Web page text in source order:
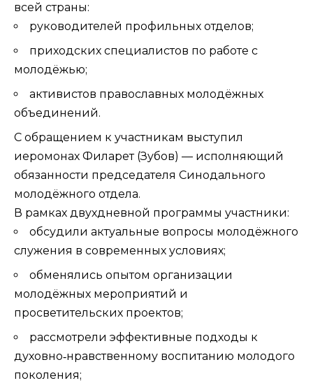
всей страны:
руководителей профильных отделов;
приходских специалистов по работе с
молодёжью;
активистов православных молодёжных
объединений.
С обращением к участникам выступил
иеромонах Филарет (Зубов) — исполняющий
обязанности председателя Синодального
молодёжного отдела.
В рамках двухдневной программы участники:
обсудили актуальные вопросы молодёжного
служения в современных условиях;
обменялись опытом организации
молодёжных мероприятий и
просветительских проектов;
рассмотрели эффективные подходы к
духовно‑нравственному воспитанию молодого
поколения;